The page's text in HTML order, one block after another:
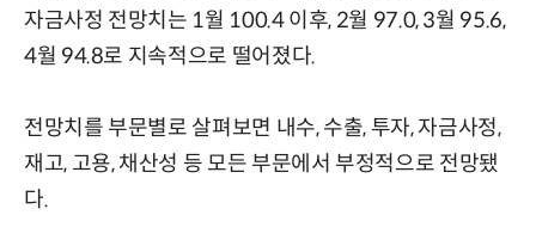
자금사정 전망치는 1월 100.4 이후, 2월 97.0, 3월 95.6,
4월 94.8로 지속적으로 떨어졌다.
전망치를 부문별로 살펴보면 내수, 수출, 투자, 자금사정,
재고, 고용, 채산성 등 모든 부문에서 부정적으로 전망됐
다.